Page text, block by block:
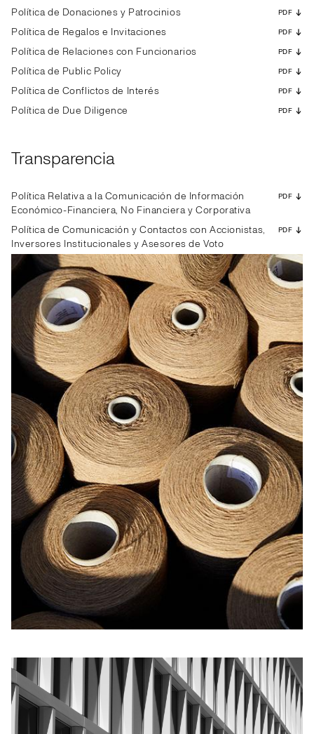
Política de Donaciones y Patrocinios PDF
Política de Regalos e Invitaciones PDF
Política de Relaciones con Funcionarios PDF
Política de Public Policy PDF
Política de Conflictos de Interés PDF
Política de Due Diligence PDF
Transparencia
Política Relativa a la Comunicación de Información
Económico-Financiera, No Financiera y Corporativa
PDF
Política de Comunicación y Contactos con Accionistas,
Inversores Institucionales y Asesores de Voto
PDF